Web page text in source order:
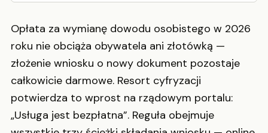
Opłata za wymianę dowodu osobistego w 2026
roku nie obciąża obywatela ani złotówką —
złożenie wniosku o nowy dokument pozostaje
całkowicie darmowe. Resort cyfryzacji
potwierdza to wprost na rządowym portalu:
„Usługa jest bezpłatna”. Reguła obejmuje